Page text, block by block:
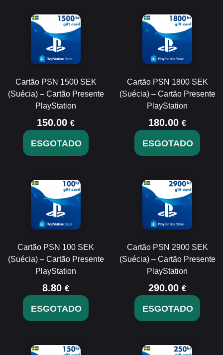
Cartão PSN 1500 SEK
(Suécia) – Cartão Presente
PlayStation
150.00 €
ESGOTADO
Cartão PSN 1800 SEK
(Suécia) – Cartão Presente
PlayStation
180.00 €
ESGOTADO
Cartão PSN 100 SEK
(Suécia) – Cartão Presente
PlayStation
8.80 €
ESGOTADO
Cartão PSN 2900 SEK
(Suécia) – Cartão Presente
PlayStation
290.00 €
ESGOTADO